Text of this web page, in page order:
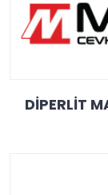
DİPERLİT